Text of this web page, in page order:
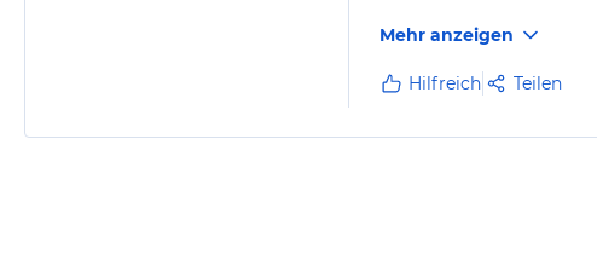
Mehr anzeigen
Hilfreich Teilen